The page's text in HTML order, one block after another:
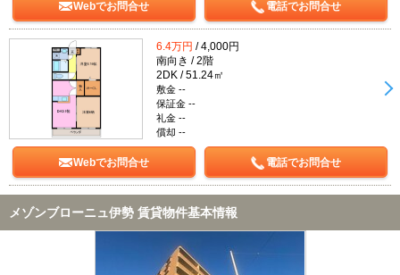
Webでお問合せ 電話でお問合せ
6.4万円 / 4,000円
南向き / 2階
2DK / 51.24㎡
敷金 --
保証金 --
礼金 --
償却 --
Webでお問合せ 電話でお問合せ
メゾンブローニュ伊勢 賃貸物件基本情報